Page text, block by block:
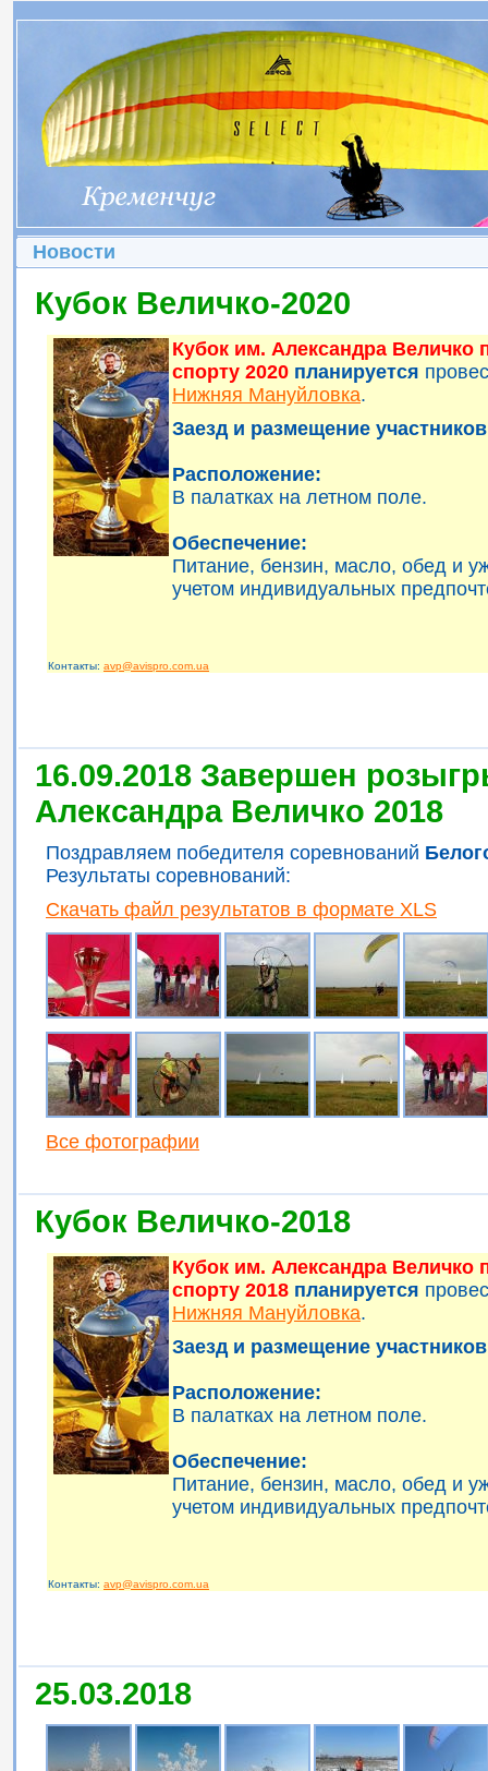
Новости
Кубок Величко-2020
Кубок им. Александра Величко
спорту 2020 планируется
Нижняя Мануйловка.
Заезд и размещение
Расположение:
В палатках на летном поле.
Обеспечение:
Питание, бензин, масло, обед и
учетом индивидуальных
Контакты: avp@avispro.com.ua
16.09.2018 Завершен
Александра Величко 2018
Поздравляем победителя соревнований
Результаты соревнований:
Скачать файл результатов в формате XLS
Все фотографии
Кубок Величко-2018
Кубок им. Александра Величко
спорту 2018 планируется
Нижняя Мануйловка.
Заезд и размещение
Расположение:
В палатках на летном поле.
Обеспечение:
Питание, бензин, масло, обед и
учетом индивидуальных
Контакты: avp@avispro.com.ua
25.03.2018